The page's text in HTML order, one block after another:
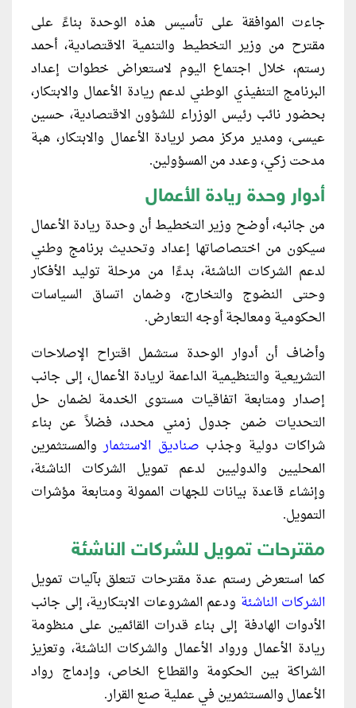
جاءت الموافقة على تأسيس هذه الوحدة بناءً على
مقترح من وزير التخطيط والتنمية الاقتصادية، أحمد
رستم، خلال اجتماع اليوم لاستعراض خطوات إعداد
البرنامج التنفيذي الوطني لدعم ريادة الأعمال والابتكار،
بحضور نائب رئيس الوزراء للشؤون الاقتصادية، حسين
عيسى، ومدير مركز مصر لريادة الأعمال والابتكار، هبة
مدحت زكي، وعدد من المسؤولين.
أدوار وحدة ريادة الأعمال
من جانبه، أوضح وزير التخطيط أن وحدة ريادة الأعمال
سيكون من اختصاصاتها إعداد وتحديث برنامج وطني
لدعم الشركات الناشئة، بدءًا من مرحلة توليد الأفكار
وحتى النضوج والتخارج، وضمان اتساق السياسات
الحكومية ومعالجة أوجه التعارض.
وأضاف أن أدوار الوحدة ستشمل اقتراح الإصلاحات
التشريعية والتنظيمية الداعمة لريادة الأعمال، إلى جانب
إصدار ومتابعة اتفاقيات مستوى الخدمة لضمان حل
التحديات ضمن جدول زمني محدد، فضلاً عن بناء
شراكات دولية وجذب صناديق الاستثماروالمستثمرين
المحليين والدوليين لدعم تمويل الشركات الناشئة،
وإنشاء قاعدة بيانات للجهات الممولة ومتابعة مؤشرات
التمويل.
مقترحات تمويل للشركات الناشئة
كما استعرض رستم عدة مقترحات تتعلق بآليات تمويل
الشركات الناشئة ودعم المشروعات الابتكارية، إلى جانب
الأدوات الهادفة إلى بناء قدرات القائمين على منظومة
ريادة الأعمال ورواد الأعمال والشركات الناشئة، وتعزيز
الشراكة بين الحكومة والقطاع الخاص، وإدماج رواد
الأعمال والمستثمرين في عملية صنع القرار.